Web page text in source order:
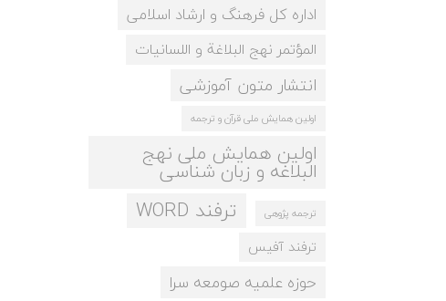
اداره کل فرهنگ و ارشاد اسلامی
المؤتمر نهج البلاغة و اللسانيات
انتشار متون آموزشی
اولین همایش ملی قرآن و ترجمه
اولین همایش ملی نهج
البلاغه و زبان شناسی
ترجمه پژوهی ترفند WORD
ترفند آفیس
حوزه علمیه صومعه سرا